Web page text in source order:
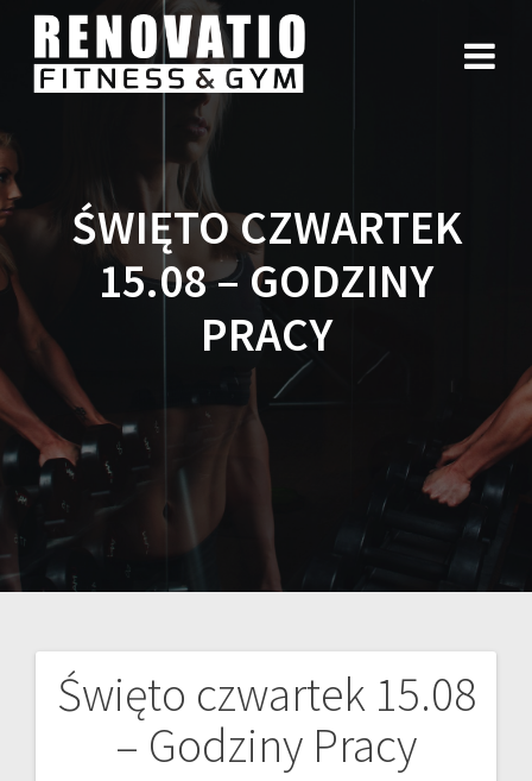
ŚWIĘTO CZWARTEK
15.08 – GODZINY
PRACY
Święto czwartek 15.08
– Godziny Pracy